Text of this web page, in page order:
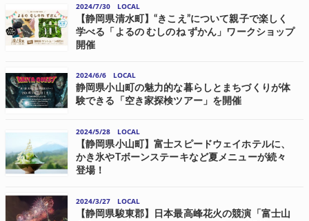
「chocoZAP(チョコザップ)」の高速道路2号店「chocoZAP 足柄
SA(下...
2024/7/30
LOCAL
【静岡県清水町】“きこえ”について親子で楽しく
学べる「よるの むしのね ずかん」ワークショップ
開催
リアショールーム柿田川にて開催する。 “きこえ”チェックができる
「よるの むしのね ...
2024/6/6
LOCAL
静岡県小山町の魅力的な暮らしとまちづくりが体
験できる「空き家探検ツアー」を開催
催する。 小山町の活性化のために 地域の人々を主体とし、「行動」を
後押しする支援...
2024/5/28
LOCAL
【静岡県小山町】富士スピードウェイホテルに、
かき氷やTボーンステーキなど夏メニューが続々
登場！
ー、新たなシグネチャーメニューとなるTボーンステーキなど、魅力た
っぷりの夏メニューの数々を提供す...
2024/3/27
LOCAL
【静岡県駿東郡】日本最高峰花火の競演「富士山